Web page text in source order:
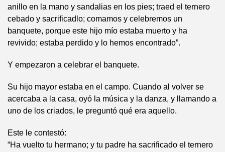
anillo en la mano y sandalias en los pies; traed el ternero
cebado y sacrificadlo; comamos y celebremos un
banquete, porque este hijo mío estaba muerto y ha
revivido; estaba perdido y lo hemos encontrado”.
Y empezaron a celebrar el banquete.
Su hijo mayor estaba en el campo. Cuando al volver se
acercaba a la casa, oyó la música y la danza, y llamando a
uno de los criados, le preguntó qué era aquello.
Este le contestó:
“Ha vuelto tu hermano; y tu padre ha sacrificado el ternero